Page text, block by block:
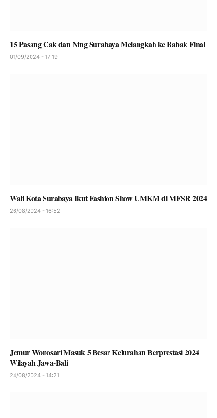
15 Pasang Cak dan Ning Surabaya Melangkah ke Babak Final
01/09/2024 - 17:19
Wali Kota Surabaya Ikut Fashion Show UMKM di MFSR 2024
26/08/2024 - 16:52
Jemur Wonosari Masuk 5 Besar Kelurahan Berprestasi 2024
Wilayah Jawa-Bali
24/08/2024 - 14:21